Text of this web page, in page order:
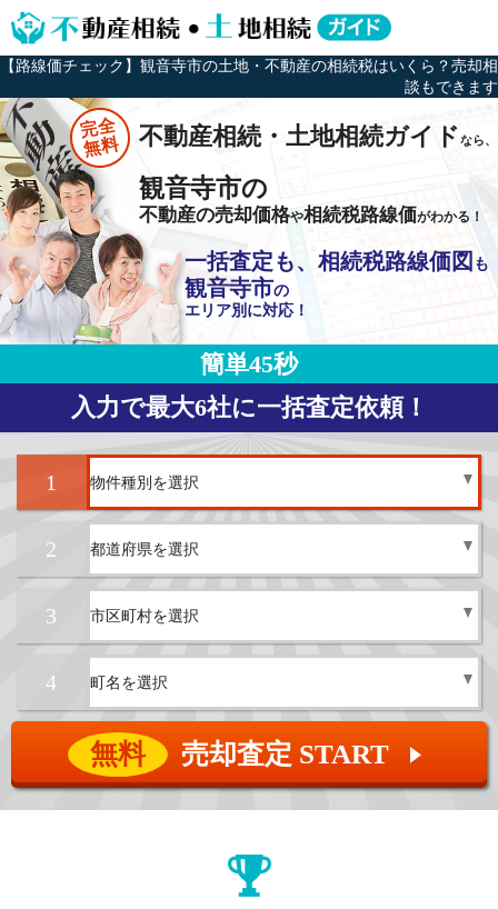
【路線価チェック】観音寺市の土地・不動産の相続税はいくら？売却相
談もできます
完全
無料 不動産相続・土地相続ガイドなら、
観音寺市の
不動産の売却価格や相続税路線価がわかる！
一括査定も、相続税路線価図 も
観音寺市の
エリア別に対応！
簡単45秒
入力で最大6社に一括査定依頼！
1
2
3
4
無料 売却査定 START ▲